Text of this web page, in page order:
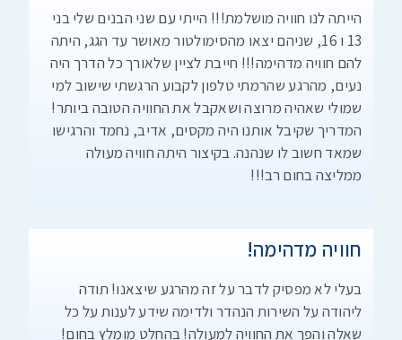
הייתה לנו חוויה מושלמת!!! הייתי עם שני הבנים שלי בני
13 ו 16, שניהם יצאו מהסימולטור מאושר עד הגג, היתה
להם חוויה מדהימה!!! חייבת לציין שלאורך כל הדרך היה
נעים, מהרגע שהרמתי טלפון לקבוע הרגשתי שישוב למי
שמולי שאהיה מרוצה ושאקבל את החוויה הטובה ביותר!
המדריך שקיבל אותנו היה מקסים, אדיב, נחמד והרגישו
שמאד חשוב לו שנהנה. בקיצור היתה חוויה מעולה
ממליצה בחום רב!!!
חוויה מדהימה!
בעלי לא מפסיק לדבר על זה מהרגע שיצאנו! תודה
ליהודה על השירות הנהדר ולדימה שידע לענות על כל
שאלה והפך את החוויה למעולה! בהחלט מומלץ בחום!